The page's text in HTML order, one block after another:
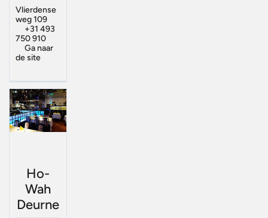
Vlierdense
weg 109
+31 493
750 910
Ga naar
de site
Ho-
Wah
Deurne